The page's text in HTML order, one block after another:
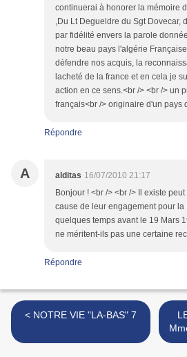
continuerai à honorer la mémoire
,Du Lt Degueldre du Sgt Dovecar,
par fidélité envers la parole
notre beau pays l'algérie
défendre nos acquis, la
lacheté de la france et en cela je
action en ce sens.<br /> <br /> un
français<br /> originaire d'un pays
Répondre
A alditas 16/07/2010 21:17
Bonjour ! <br /> <br /> Il existe
cause de leur engagement pour la
quelques temps avant le 19 Mars
ne méritent-ils pas une certaine
Répondre
< NOTRE VIE "LA-BAS" 7